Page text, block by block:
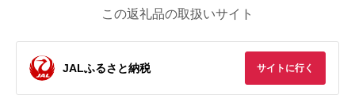
この返礼品の取扱いサイト
JALふるさと納税 サイトに行く